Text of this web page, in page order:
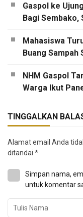
Gaspol ke
Bagi Sembako,
Mahasiswa
Buang Sampah
NHM Gaspol
Warga Ikut
TINGGALKAN
Alamat email Anda
ditandai *
Simpan nama,
untuk komentar